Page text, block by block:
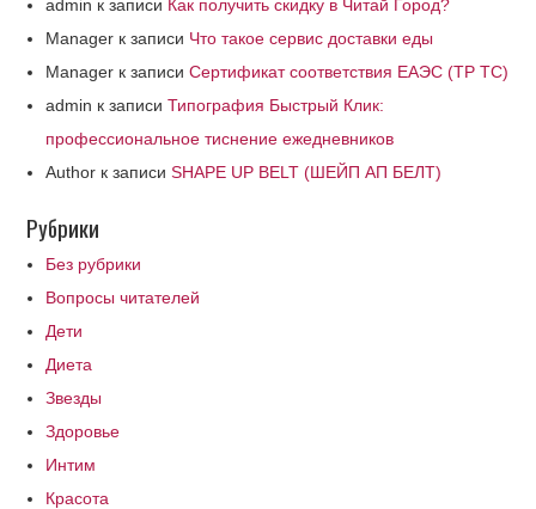
admin к записи Как получить скидку в Читай Город?
Manager к записи Что такое сервис доставки еды
Manager к записиСертификат соответствия ЕАЭС (ТР ТС)
admin к записиТипография Быстрый Клик:
профессиональное тиснение ежедневников
Author к записиSHAPE UP BELT (ШЕЙП АП БЕЛТ)
Рубрики
Без рубрики
Вопросы читателей
Дети
Диета
Звезды
Здоровье
Интим
Красота